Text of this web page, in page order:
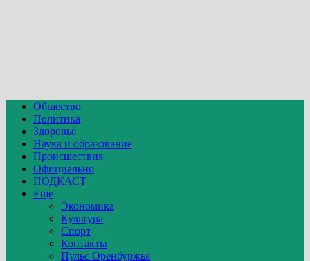
Общество
Политика
Здоровье
Наука и образование
Происшествия
Официально
ПОДКАСТ
Еще
Экономика
Культура
Спорт
Контакты
Пульс Оренбуржья